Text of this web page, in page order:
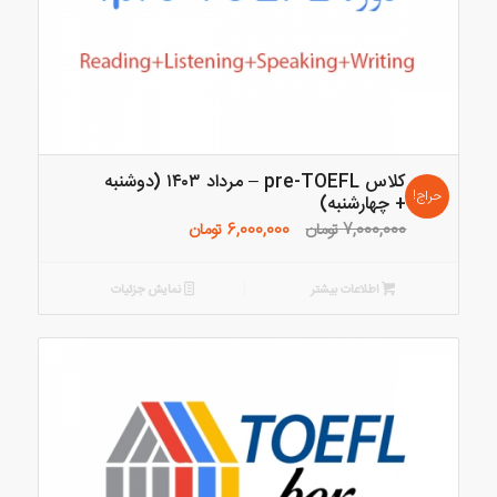
کلاس pre-TOEFL – مرداد ۱۴۰۳ (دوشنبه
+ چهارشنبه)
7,000,000تومان قیمت
بود.
6,000,000 تومانقیمت
6,000,000 تومان.
حراج!
اطلاعات بیشتر نمایش جزئیات